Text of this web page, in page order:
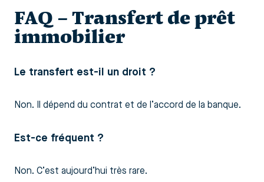
FAQ – Transfert de prêt
immobilier
Le transfert est-il un droit ?
Non. Il dépend du contrat et de l’accord de la banque.
Est-ce fréquent ?
Non. C’est aujourd’hui très rare.